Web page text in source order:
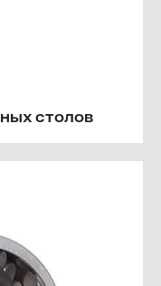
столов